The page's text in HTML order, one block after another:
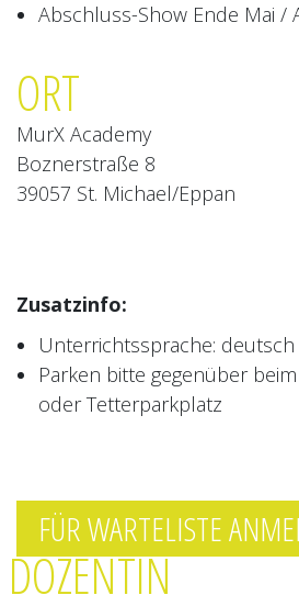
Abschluss-Show Ende Mai /
ORT
MurX Academy
Boznerstraße 8
39057 St. Michael/Eppan
Zusatzinfo:
Unterrichtssprache: deutsch
Parken bitte gegenüber
oder Tetterparkplatz
FÜR WARTELISTE
DOZENTIN